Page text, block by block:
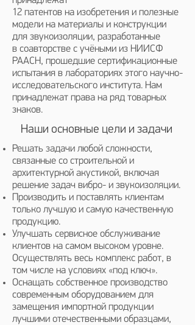
12 патентов на изобретения и полезные
модели на материалы и конструкции
для звукоизоляции, разработанные
в соавторстве с учёными из НИИСФ
РААСН, прошедшие сертификационные
испытания в лабораториях этого научно-
исследовательского института. Нам
принадлежат права на ряд товарных
знаков.
Наши основные цели и задачи
Решать задачи любой сложности,
связанные со строительной и
архитектурной акустикой, включая
решение задач вибро- и звукоизоляции.
Производить и поставлять клиентам
только лучшую и самую качественную
продукцию.
Улучшать сервисное обслуживание
клиентов на самом высоком уровне.
Осуществлять весь комплекс работ, в
том числе на условиях «под ключ».
Оснащать собственное производство
современным оборудованием для
замещения импортной продукции
лучшими отечественными образцами,